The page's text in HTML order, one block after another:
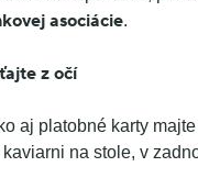
asociácie.
z očí
aj platobné karty
na stole, v